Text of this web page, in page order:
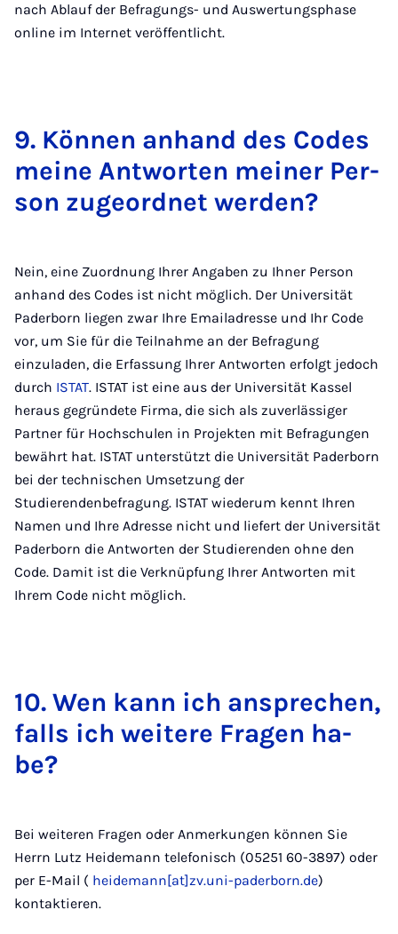
nach Ablauf der Befragungs- und Auswertungsphase
online im Internet veröffentlicht.
9. Kön­nen an­hand des Codes
mei­ne Ant­wor­ten mei­ner Per­
son zu­ge­ord­net wer­den?
Nein, eine Zuordnung Ihrer Angaben zu Ihner Person
anhand des Codes ist nicht möglich. Der Universität
Paderborn liegen zwar Ihre Emailadresse und Ihr Code
vor, um Sie für die Teilnahme an der Befragung
einzuladen, die Erfassung Ihrer Antworten erfolgt jedoch
durch ISTAT. ISTAT ist eine aus der Universität Kassel
heraus gegründete Firma, die sich als zuverlässiger
Partner für Hochschulen in Projekten mit Befragungen
bewährt hat. ISTAT unterstützt die Universität Paderborn
bei der technischen Umsetzung der
Studierendenbefragung. ISTAT wiederum kennt Ihren
Namen und Ihre Adresse nicht und liefert der Universität
Paderborn die Antworten der Studierenden ohne den
Code. Damit ist die Verknüpfung Ihrer Antworten mit
Ihrem Code nicht möglich.
10. Wen kann ich an­spre­chen,
falls ich wei­te­re Fra­gen ha­
be?
Bei weiteren Fragen oder Anmerkungen können Sie
Herrn Lutz Heidemann telefonisch (05251 60-3897) oder
per E-Mail ( heidemann[at]zv.uni-paderborn.de)
kontaktieren.